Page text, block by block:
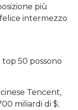
più
intermezzo
50 possono
Tencent,
miliardi di $;